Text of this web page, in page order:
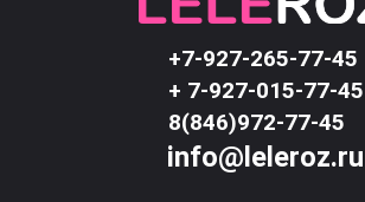
+7-927-265-77-45
+ 7-927-015-77-45
8(846)972-77-45
info@leleroz.ru